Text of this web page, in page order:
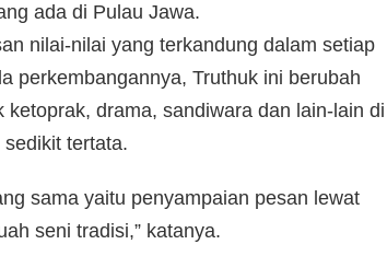
ada di Pulau Jawa.
nilai-nilai yang terkandung dalam setiap
perkembangannya, Truthuk ini berubah
drama, sandiwara dan lain-lain di
tertata.
sama yaitu penyampaian pesan lewat
seni tradisi,” katanya.